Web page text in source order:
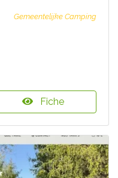
Gemeentelijke Camping
Fiche